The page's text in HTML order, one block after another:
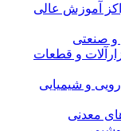
آموزش عالی
و صنعتی
و قطعات
و شیمیایی
معدنی